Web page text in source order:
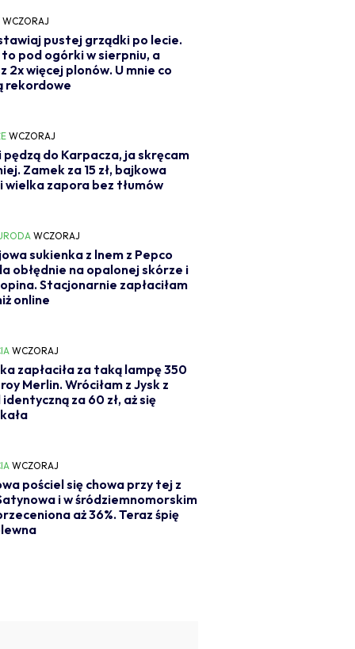
WCZORAJ
pustej grządki po lecie.
to pod ogórki w sierpniu, a
2x więcej plonów. U mnie co
rekordowe
WCZORAJ
pędzą do Karpacza, ja skręcam
Zamek za 15 zł, bajkowa
wielka zapora bez tłumów
WCZORAJ
sukienka z lnem z Pepco
obłędnie na opalonej skórze i
Stacjonarnie zapłaciłam
online
WCZORAJ
zapłaciła za taką lampę 350
Merlin. Wróciłam z Jysk z
za 60 zł, aż się
WCZORAJ
pościel się chowa przy tej z
i w śródziemnomorskim
aż 36%. Teraz śpię